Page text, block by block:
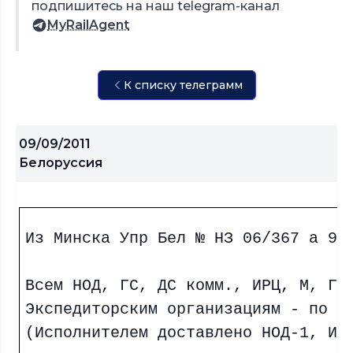
подпишитесь на наш telegram-канал
MyRailAgent
К списку телеграмм
09/09/2011
Белоруссия
Из Минска Упр Бел № НЗ 06/367 а 9/
Всем НОД, ГС, ДС комм., ИРЦ, М,
Экспедиторским организациям - по
(Исполнителем доставлено НОД-1,